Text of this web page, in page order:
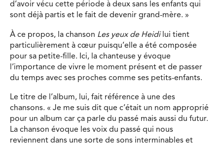
d’avoir vécu cette période à deux sans les enfants qui
sont déjà partis et le fait de devenir grand-mère. »
À ce propos, la chanson Les yeux de Heidilui tient
particulièrement à cœur puisqu’elle a été composée
pour sa petite-fille. Ici, la chanteuse y évoque
l’importance de vivre le moment présent et de passer
du temps avec ses proches comme ses petits-enfants.
Le titre de l’album, lui, fait référence à une des
chansons. « Je me suis dit que c’était un nom approprié
pour un album car ça parle du passé mais aussi du futur.
La chanson évoque les voix du passé qui nous
reviennent dans une sorte de sons interminables et